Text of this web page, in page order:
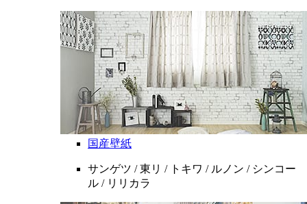
国産壁紙
サンゲツ / 東リ / トキワ / ルノン / シンコー
ル / リリカラ